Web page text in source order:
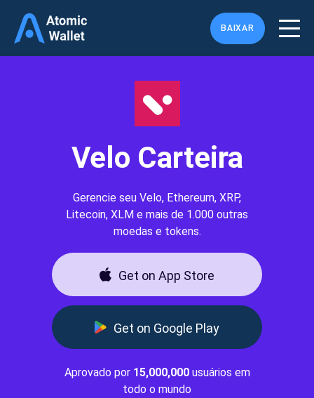
BAIXAR
Velo Carteira
Gerencie seu Velo, Ethereum, XRP,
Litecoin, XLM e mais de 1.000 outras
moedas e tokens.
Get on App Store
Get on Google Play
Aprovado por 15,000,000usuários em
todo o mundo